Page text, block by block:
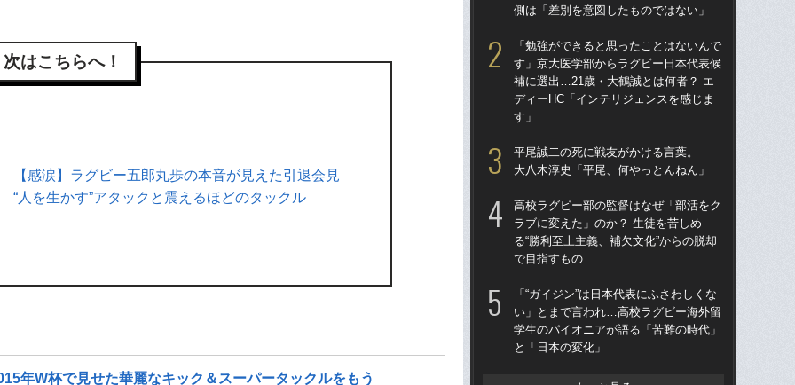
次はこちらへ！
【感涙】ラグビー五郎丸歩の本音が見えた引退会見
“人を生かす”アタックと震えるほどのタックル
年W杯で見せた華麗なキック＆スーパータックルをもう
側は「差別を意図したものではない」
「勉強ができると思ったことはないんで
す」京大医学部からラグビー日本代表候
補に選出…21歳・大鶴誠とは何者？ エ
ディーHC「インテリジェンスを感じま
す」
平尾誠二の死に戦友がかける言葉。
大八木淳史「平尾、何やっとんねん」
高校ラグビー部の監督はなぜ「部活をク
ラブに変えた」のか？ 生徒を苦しめ
る“勝利至上主義、補欠文化”からの脱却
で目指すもの
「“ガイジン”は日本代表にふさわしくな
い」とまで言われ…高校ラグビー海外留
学生のパイオニアが語る「苦難の時代」
と「日本の変化」